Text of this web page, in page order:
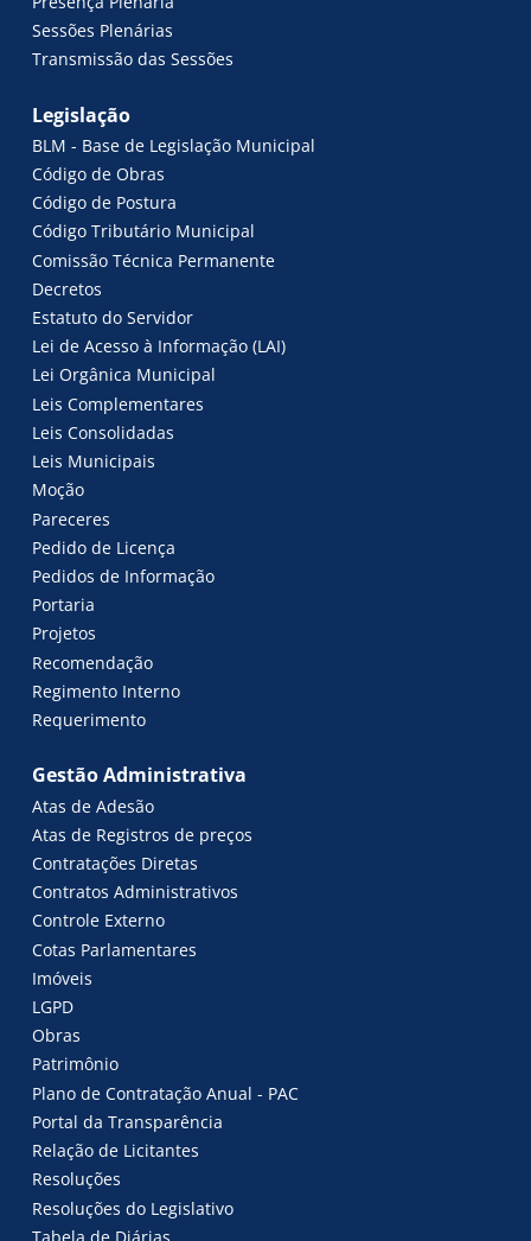
Sessões Plenárias
Transmissão das Sessões
Legislação
BLM - Base de Legislação Municipal
Código de Obras
Código de Postura
Código Tributário Municipal
Comissão Técnica Permanente
Decretos
Estatuto do Servidor
Lei de Acesso à Informação (LAI)
Lei Orgânica Municipal
Leis Complementares
Leis Consolidadas
Leis Municipais
Moção
Pareceres
Pedido de Licença
Pedidos de Informação
Portaria
Projetos
Recomendação
Regimento Interno
Requerimento
Gestão Administrativa
Atas de Adesão
Atas de Registros de preços
Contratações Diretas
Contratos Administrativos
Controle Externo
Cotas Parlamentares
Imóveis
LGPD
Obras
Patrimônio
Plano de Contratação Anual - PAC
Portal da Transparência
Relação de Licitantes
Resoluções
Resoluções do Legislativo